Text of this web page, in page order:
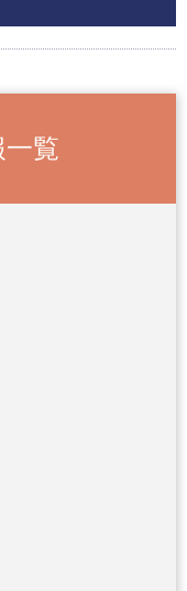
一覧